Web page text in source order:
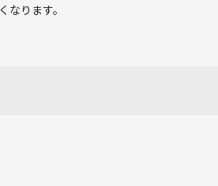
ります。